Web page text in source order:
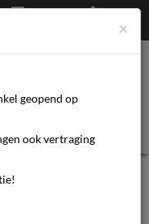
€0,00
Afrekenen
Mijn account
×
geopend op
ook vertraging